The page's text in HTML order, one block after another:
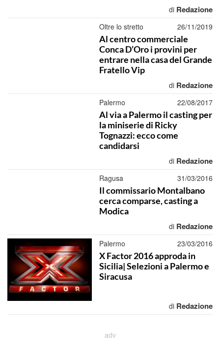
di Redazione
Oltre lo stretto 26/11/2019
Al centro commerciale
Conca D’Oro i provini per
entrare nella casa del Grande
Fratello Vip
di Redazione
Palermo 22/08/2017
Al via a Palermo il casting per
la miniserie di Ricky
Tognazzi: ecco come
candidarsi
di Redazione
Ragusa 31/03/2016
Il commissario Montalbano
cerca comparse, casting a
Modica
di Redazione
Palermo 23/03/2016
X Factor 2016 approda in
Sicilia| Selezioni a Palermo e
Siracusa
di Redazione